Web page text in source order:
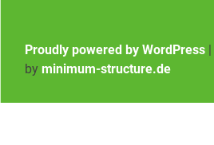
Proudly powered by WordPress
by minimum-structure.de